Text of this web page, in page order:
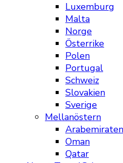
Luxemburg
Malta
Norge
Österrike
Polen
Portugal
Schweiz
Slovakien
Sverige
Mellanöstern
Arabemiraten
Oman
Qatar